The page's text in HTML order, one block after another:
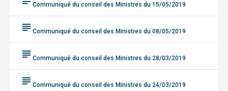
Communiqué du conseil des Ministres du 15/05/2019
subject Communiqué du conseil des Ministres du 08/05/2019
subject Communiqué du conseil des Ministres du 28/03/2019
subject Communiqué du conseil des Ministres du 24/03/2019